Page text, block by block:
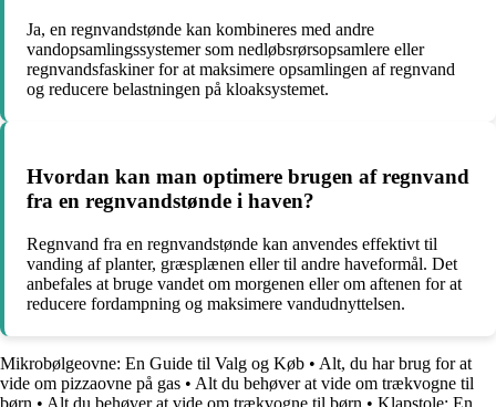
Ja, en regnvandstønde kan kombineres med andre
vandopsamlingssystemer som nedløbsrørsopsamlere eller
regnvandsfaskiner for at maksimere opsamlingen af regnvand
og reducere belastningen på kloaksystemet.
Hvordan kan man optimere brugen af regnvand
fra en regnvandstønde i haven?
Regnvand fra en regnvandstønde kan anvendes effektivt til
vanding af planter, græsplænen eller til andre haveformål. Det
anbefales at bruge vandet om morgenen eller om aftenen for at
reducere fordampning og maksimere vandudnyttelsen.
Mikrobølgeovne: En Guide til Valg og Køb • Alt, du har brug for at
vide om pizzaovne på gas • Alt du behøver at vide om trækvogne til
børn • Alt du behøver at vide om trækvogne til børn • Klapstole: En